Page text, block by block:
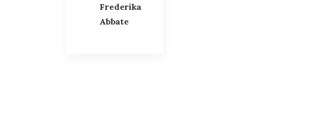
Frederika
Abbate